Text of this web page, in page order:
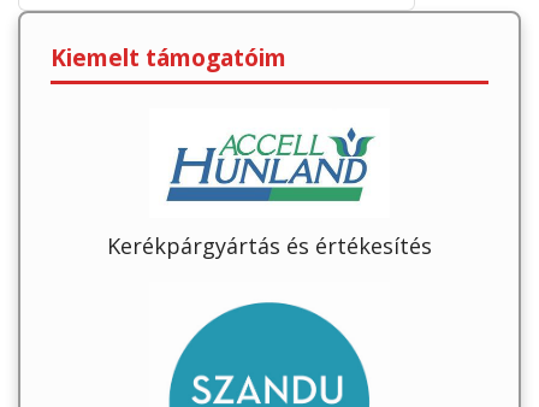
Kiemelt támogatóim
Kerékpárgyártás és értékesítés